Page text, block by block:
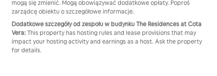
mogą się zmienić. Mogą obowiązywać dodatkowe opłaty. Poproś
zarządcę obiektu o szczegółowe informacje.
Dodatkowe szczegóły od zespołu w budynku The Residences at Cota
Vera:This property has hosting rules and lease provisions that may
impact your hosting activity and earnings as a host. Ask the property
for details.